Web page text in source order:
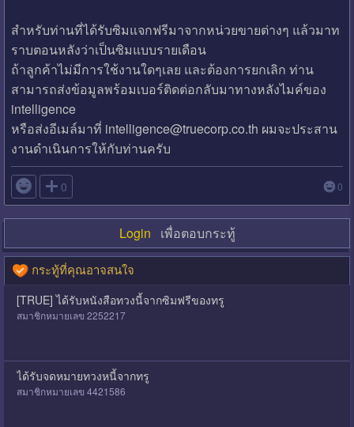
สำหรับท่านที่ได้รับซิมแจกฟรีมาจากหน่วยขายต่างๆ แล้วมาท
ราบตอนหลังว่าเป็นซิมแบบรายเดือน
ถ้าลูกค้าไม่มีการใช้งานใดๆเลย และต้องการยกเลิก ท่าน
สามารถส่งข้อมูลพร้อมเบอร์ติดต่อกลับมาทางหลังไมค์ของ
intelligence
หรือส่งอีเมล์มาที่ intelligence@truecorp.co.th ผมจะประสาน
งานดำเนินการให้กับท่านครับ
 0 0
Login เพื่อตอบกระทู้
กระทู้ที่คุณอาจสนใจ
[TRUE] ได้รับหนังสือทวงนี้จากซิมฟรีของทรู
สมาชิกหมายเลข 2252217
ได้รับจดหมายทวงหนี้จากทรู
สมาชิกหมายเลข 4421586